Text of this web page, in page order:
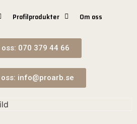
Profilprodukter Om oss
oss: 070 379 44 66
info@proarb.se